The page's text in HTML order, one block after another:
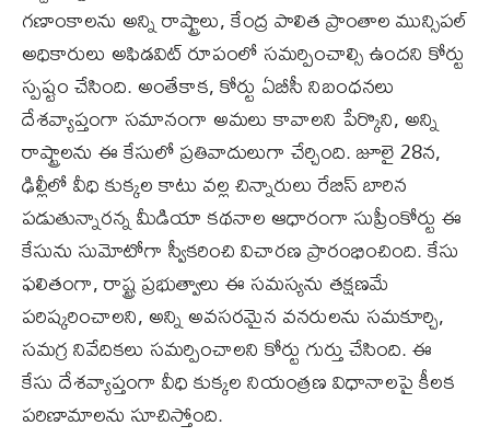
గణాంకాలను అన్ని రాష్ట్రాలు, కేంద్ర పాలిత ప్రాంతాల మున్సిపల్
అధికారులు అఫిడవిట్ రూపంలో సమర్పించాల్సి ఉందని కోర్టు
స్పష్టం చేసింది. అంతేకాక, కోర్టు ఏబీసీ నిబంధనలు
దేశవ్యాప్తంగా సమానంగా అమలు కావాలని పేర్కొని, అన్ని
రాష్ట్రాలను ఈ కేసులో ప్రతివాదులుగా చేర్చింది. జూలై 28న,
ఢిల్లీలో వీధి కుక్కల కాటు వల్ల చిన్నారులు రేబిస్ బారిన
పడుతున్నారన్న మీడియా కథనాల ఆధారంగా సుప్రీంకోర్టు ఈ
కేసును సుమోటోగా స్వీకరించి విచారణ ప్రారంభించింది. కేసు
ఫలితంగా, రాష్ట్ర ప్రభుత్వాలు ఈ సమస్యను తక్షణమే
పరిష్కరించాలని, అన్ని అవసరమైన వనరులను సమకూర్చి,
సమగ్ర నివేదికలు సమర్పించాలని కోర్టు గుర్తు చేసింది. ఈ
కేసు దేశవ్యాప్తంగా వీధి కుక్కల నియంత్రణ విధానాలపై కీలక
పరిణామాలను సూచిస్తోంది.